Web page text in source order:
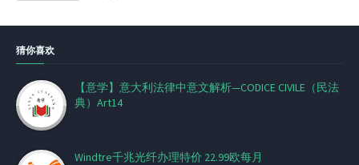
猜你喜欢
【意学】意大利法律中意文解析—CODICE CIVILE（民法
典）Art14
Windtre千兆光纤办理特价 22.99欧每月